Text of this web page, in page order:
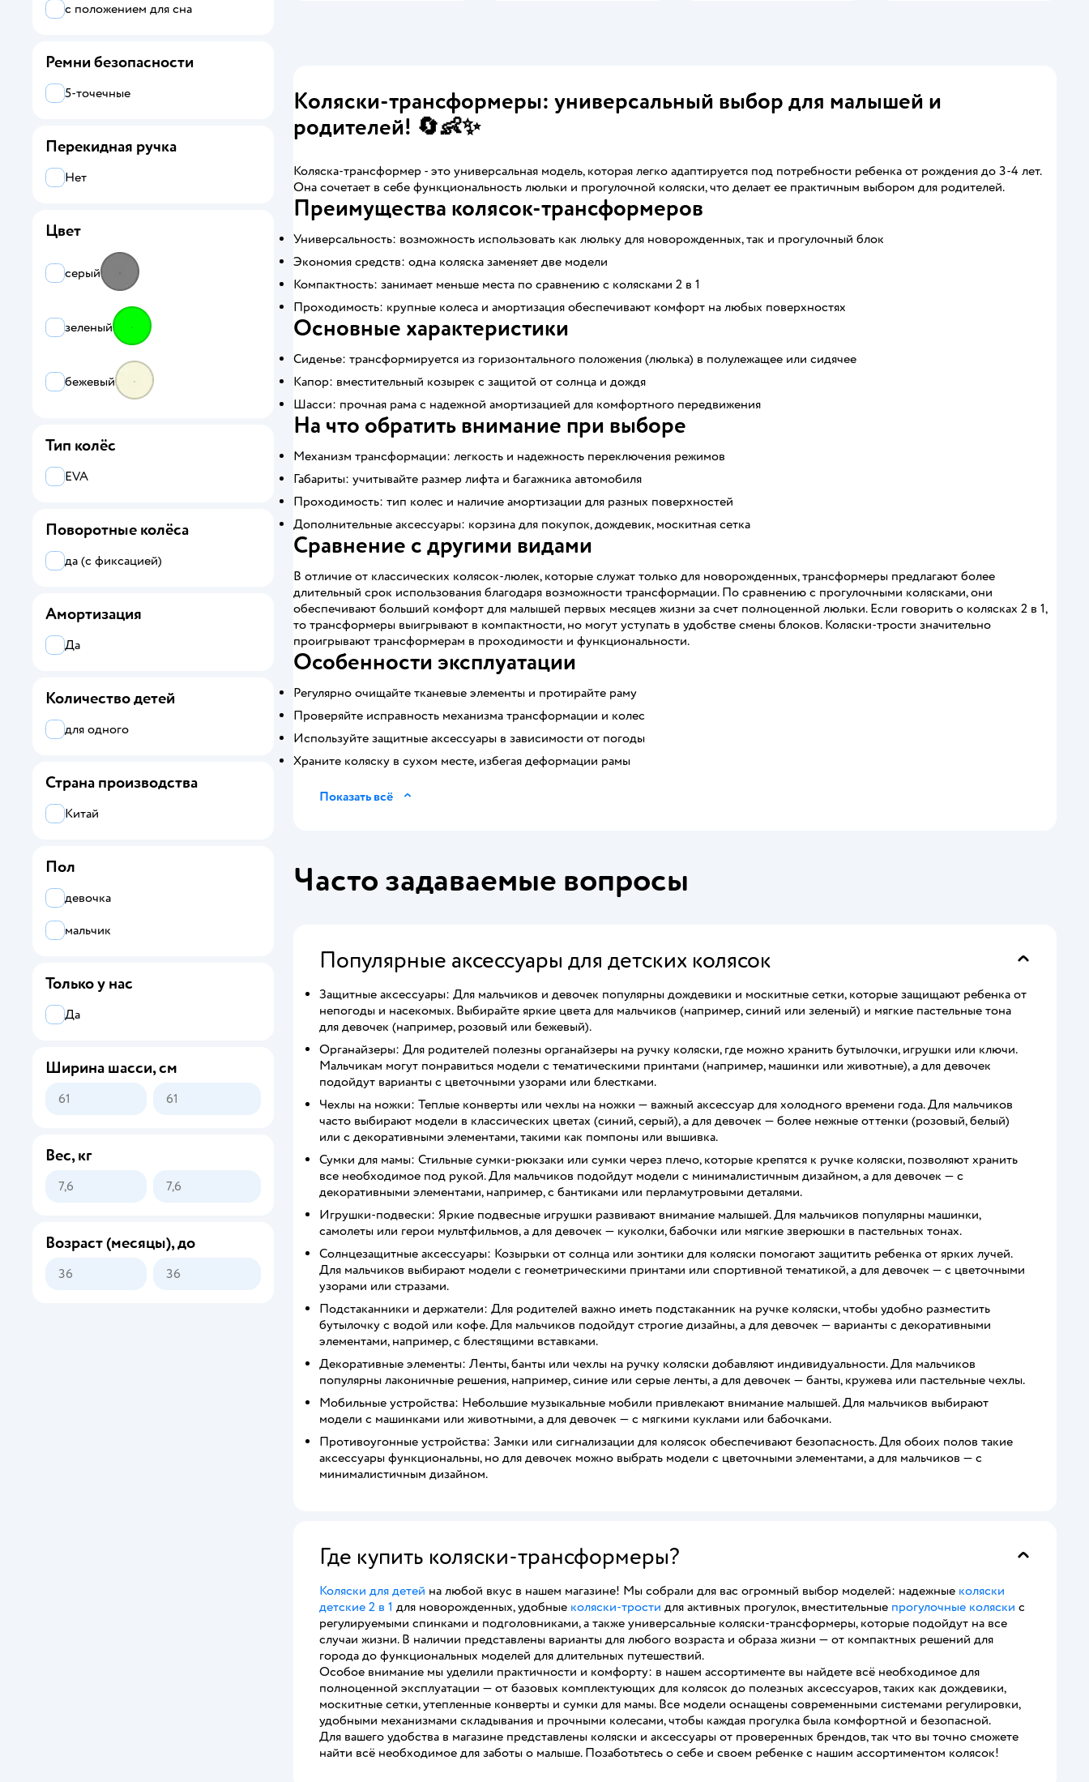
Коляски-трансформеры: универсальный выбор для малышей и
родителей! 🔄👶✨
Коляска-трансформер - это универсальная модель, которая легко адаптируется под потребности ребенка от рождения до 3-4 лет.
Она сочетает в себе функциональность люльки и прогулочной коляски, что делает ее практичным выбором для родителей.
Преимущества колясок-трансформеров
Универсальность: возможность использовать как люльку для новорожденных, так и прогулочный блок
Экономия средств: одна коляска заменяет две модели
Компактность: занимает меньше места по сравнению с колясками 2 в 1
Проходимость: крупные колеса и амортизация обеспечивают комфорт на любых поверхностях
Основные характеристики
Сиденье: трансформируется из горизонтального положения (люлька) в полулежащее или сидячее
Капор: вместительный козырек с защитой от солнца и дождя
Шасси: прочная рама с надежной амортизацией для комфортного передвижения
На что обратить внимание при выборе
Механизм трансформации: легкость и надежность переключения режимов
Габариты: учитывайте размер лифта и багажника автомобиля
Проходимость: тип колес и наличие амортизации для разных поверхностей
Дополнительные аксессуары: корзина для покупок, дождевик, москитная сетка
Сравнение с другими видами
В отличие от классических колясок-люлек, которые служат только для новорожденных, трансформеры предлагают более
длительный срок использования благодаря возможности трансформации. По сравнению с прогулочными колясками, они
обеспечивают больший комфорт для малышей первых месяцев жизни за счет полноценной люльки. Если говорить о колясках 2 в 1,
то трансформеры выигрывают в компактности, но могут уступать в удобстве смены блоков. Коляски-трости значительно
проигрывают трансформерам в проходимости и функциональности.
Особенности эксплуатации
Регулярно очищайте тканевые элементы и протирайте раму
Проверяйте исправность механизма трансформации и колес
Используйте защитные аксессуары в зависимости от погоды
Храните коляску в сухом месте, избегая деформации рамы
Показать всё
Часто задаваемые вопросы
Популярные аксессуары для детских колясок
Защитные аксессуары: Для мальчиков и девочек популярны дождевики и москитные сетки, которые защищают ребенка от
непогоды и насекомых. Выбирайте яркие цвета для мальчиков (например, синий или зеленый) и мягкие пастельные тона
для девочек (например, розовый или бежевый).
Органайзеры: Для родителей полезны органайзеры на ручку коляски, где можно хранить бутылочки, игрушки или ключи.
Мальчикам могут понравиться модели с тематическими принтами (например, машинки или животные), а для девочек
подойдут варианты с цветочными узорами или блестками.
Чехлы на ножки: Теплые конверты или чехлы на ножки — важный аксессуар для холодного времени года. Для мальчиков
часто выбирают модели в классических цветах (синий, серый), а для девочек — более нежные оттенки (розовый, белый)
или с декоративными элементами, такими как помпоны или вышивка.
Сумки для мамы: Стильные сумки-рюкзаки или сумки через плечо, которые крепятся к ручке коляски, позволяют хранить
все необходимое под рукой. Для мальчиков подойдут модели с минималистичным дизайном, а для девочек — с
декоративными элементами, например, с бантиками или перламутровыми деталями.
Игрушки-подвески: Яркие подвесные игрушки развивают внимание малышей. Для мальчиков популярны машинки,
самолеты или герои мультфильмов, а для девочек — куколки, бабочки или мягкие зверюшки в пастельных тонах.
Солнцезащитные аксессуары: Козырьки от солнца или зонтики для коляски помогают защитить ребенка от ярких лучей.
Для мальчиков выбирают модели с геометрическими принтами или спортивной тематикой, а для девочек — с цветочными
узорами или стразами.
Подстаканники и держатели: Для родителей важно иметь подстаканник на ручке коляски, чтобы удобно разместить
бутылочку с водой или кофе. Для мальчиков подойдут строгие дизайны, а для девочек — варианты с декоративными
элементами, например, с блестящими вставками.
Декоративные элементы: Ленты, банты или чехлы на ручку коляски добавляют индивидуальности. Для мальчиков
популярны лаконичные решения, например, синие или серые ленты, а для девочек — банты, кружева или пастельные чехлы.
Мобильные устройства: Небольшие музыкальные мобили привлекают внимание малышей. Для мальчиков выбирают
модели с машинками или животными, а для девочек — с мягкими куклами или бабочками.
Противоугонные устройства: Замки или сигнализации для колясок обеспечивают безопасность. Для обоих полов такие
аксессуары функциональны, но для девочек можно выбрать модели с цветочными элементами, а для мальчиков — с
минималистичным дизайном.
Где купить коляски-трансформеры?
Коляски для детей на любой вкус в нашем магазине! Мы собрали для вас огромный выбор моделей: надежные коляски
детские 2 в 1 для новорожденных, удобные коляски-трости для активных прогулок, вместительные прогулочные коляски с
регулируемыми спинками и подголовниками, а также универсальные коляски-трансформеры, которые подойдут на все
случаи жизни. В наличии представлены варианты для любого возраста и образа жизни — от компактных решений для
города до функциональных моделей для длительных путешествий.
Особое внимание мы уделили практичности и комфорту: в нашем ассортименте вы найдете всё необходимое для
полноценной эксплуатации — от базовых комплектующих для колясок до полезных аксессуаров, таких как дождевики,
москитные сетки, утепленные конверты и сумки для мамы. Все модели оснащены современными системами регулировки,
удобными механизмами складывания и прочными колесами, чтобы каждая прогулка была комфортной и безопасной.
Для вашего удобства в магазине представлены коляски и аксессуары от проверенных брендов, так что вы точно сможете
найти всё необходимое для заботы о малыше. Позаботьтесь о себе и своем ребенке с нашим ассортиментом колясок!
с положением для сна
Ремни безопасности
5-точечные
Перекидная ручка
Нет
Цвет
серый
зеленый
бежевый
Тип колёс
EVA
Поворотные колёса
да (с фиксацией)
Амортизация
Да
Количество детей
для одного
Страна производства
Китай
Пол
девочка
мальчик
Только у нас
Да
Ширина шасси, см
Вес, кг
Возраст (месяцы), до